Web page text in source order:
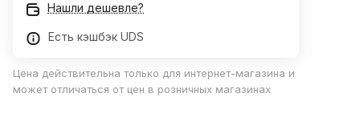
Нашли дешевле?
Есть кэшбэк UDS
Цена действительна только для интернет-магазина и
может отличаться от цен в розничных магазинах